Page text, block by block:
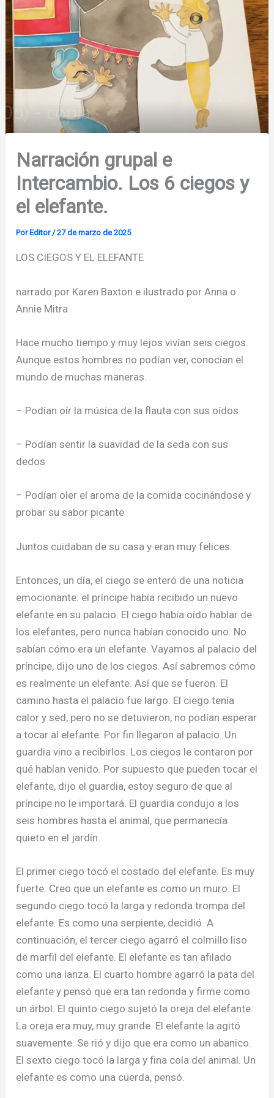
Narración grupal e
Intercambio. Los 6 ciegos y
el elefante.
Por Editor/27 de marzo de 2025
LOS CIEGOS Y EL ELEFANTE
narrado por Karen Baxton e ilustrado por Anna o
Annie Mitra
Hace mucho tiempo y muy lejos vivían seis ciegos.
Aunque estos hombres no podían ver, conocían el
mundo de muchas maneras.
– Podían oír la música de la flauta con sus oídos
– Podían sentir la suavidad de la seda con sus
dedos
– Podían oler el aroma de la comida cocinándose y
probar su sabor picante
Juntos cuidaban de su casa y eran muy felices.
Entonces, un día, el ciego se enteró de una noticia
emocionante: el príncipe había recibido un nuevo
elefante en su palacio. El ciego había oído hablar de
los elefantes, pero nunca habían conocido uno. No
sabían cómo era un elefante. Vayamos al palacio del
príncipe, dijo uno de los ciegos. Así sabremos cómo
es realmente un elefante. Así que se fueron. El
camino hasta el palacio fue largo. El ciego tenía
calor y sed, pero no se detuvieron, no podían esperar
a tocar al elefante. Por fin llegaron al palacio. Un
guardia vino a recibirlos. Los ciegos le contaron por
qué habían venido. Por supuesto que pueden tocar el
elefante, dijo el guardia, estoy seguro de que al
príncipe no le importará. El guardia condujo a los
seis hombres hasta el animal, que permanecía
quieto en el jardín.
El primer ciego tocó el costado del elefante. Es muy
fuerte. Creo que un elefante es como un muro. El
segundo ciego tocó la larga y redonda trompa del
elefante. Es como una serpiente, decidió. A
continuación, el tercer ciego agarró el colmillo liso
de marfil del elefante. El elefante es tan afilado
como una lanza. El cuarto hombre agarró la pata del
elefante y pensó que era tan redonda y firme como
un árbol. El quinto ciego sujetó la oreja del elefante.
La oreja era muy, muy grande. El elefante la agitó
suavemente. Se rió y dijo que era como un abanico.
El sexto ciego tocó la larga y fina cola del animal. Un
elefante es como una cuerda, pensó.